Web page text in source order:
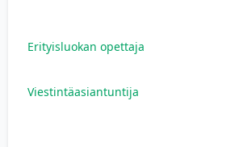
Erityisluokan opettaja
Viestintäasiantuntija